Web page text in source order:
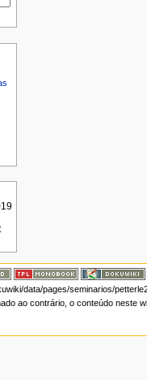
data/pages/seminarios/
ao contrário, o conteúdo neste